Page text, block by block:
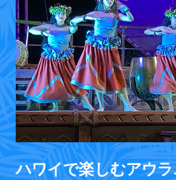
ハワイで楽しむアウ